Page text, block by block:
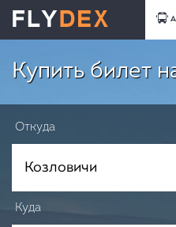
Купить билет
Откуда
Куда